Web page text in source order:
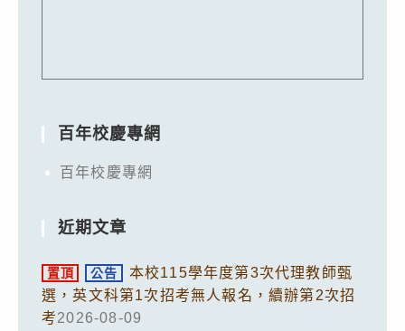
百年校慶專網
百年校慶專網
近期文章
置頂 公告
本校115學年度第3次代理教師甄
選，英文科第1次招考無人報名，續辦第2次招
考2026-08-09